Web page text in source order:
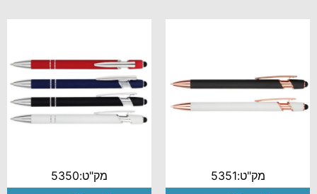
מק"ט:5351 מק"ט:5350